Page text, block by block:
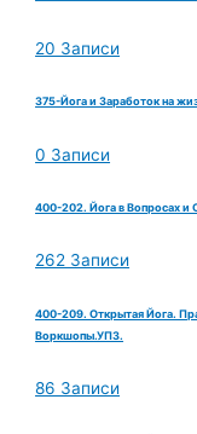
20 Записи
375-Йога и Заработок на
0 Записи
400-202. Йога в Вопросах и
262 Записи
400-209. Открытая Йога.
Воркшопы.УПЗ.
86 Записи